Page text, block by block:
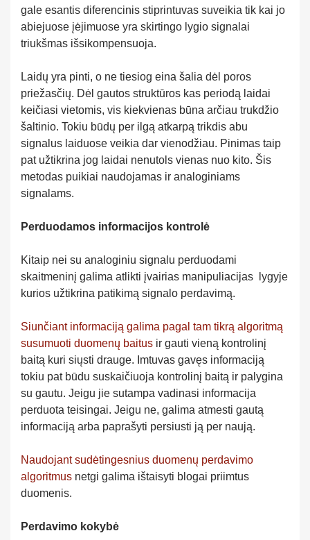
gale esantis diferencinis stiprintuvas suveikia tik kai jo
abiejuose įėjimuose yra skirtingo lygio signalai
triukšmas išsikompensuoja.
Laidų yra pinti, o ne tiesiog eina šalia dėl poros
priežasčių. Dėl gautos struktūros kas periodą laidai
keičiasi vietomis, vis kiekvienas būna arčiau trukdžio
šaltinio. Tokiu būdų per ilgą atkarpą trikdis abu
signalus laiduose veikia dar vienodžiau. Pinimas taip
pat užtikrina jog laidai nenutols vienas nuo kito. Šis
metodas puikiai naudojamas ir analoginiams
signalams.
Perduodamos informacijos kontrolė
Kitaip nei su analoginiu signalu perduodami
skaitmeninį galima atlikti įvairias manipuliacijas lygyje
kurios užtikrina patikimą signalo perdavimą.
Siunčiant informaciją galima pagal tam tikrą algoritmą
susumuoti duomenų baitus ir gauti vieną kontrolinį
baitą kuri siųsti drauge. Imtuvas gavęs informaciją
tokiu pat būdu suskaičiuoja kontrolinį baitą ir palygina
su gautu. Jeigu jie sutampa vadinasi informacija
perduota teisingai. Jeigu ne, galima atmesti gautą
informaciją arba paprašyti persiusti ją per naują.
Naudojant sudėtingesnius duomenų perdavimo
algoritmus netgi galima ištaisyti blogai priimtus
duomenis.
Perdavimo kokybė